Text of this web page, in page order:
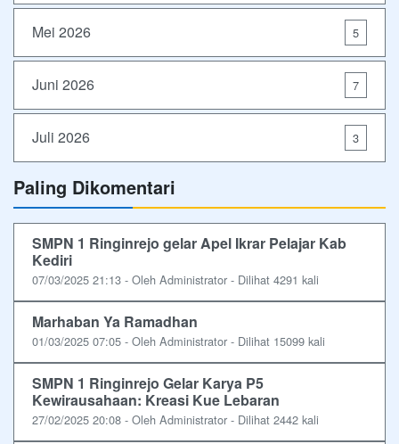
Mei 2026 5
Juni 2026 7
Juli 2026 3
Paling Dikomentari
SMPN 1 Ringinrejo gelar Apel Ikrar Pelajar Kab
Kediri
07/03/2025 21:13 - Oleh Administrator - Dilihat 4291 kali
Marhaban Ya Ramadhan
01/03/2025 07:05 - Oleh Administrator - Dilihat 15099 kali
SMPN 1 Ringinrejo Gelar Karya P5
Kewirausahaan: Kreasi Kue Lebaran
27/02/2025 20:08 - Oleh Administrator - Dilihat 2442 kali